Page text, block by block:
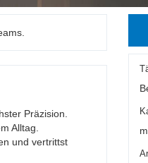
Präzision.
Alltag.
und vertrittst